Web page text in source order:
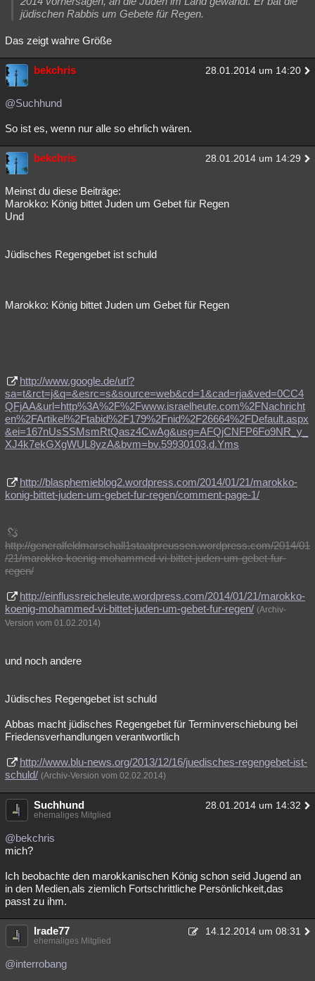
jüdischen Rabbis um Gebete für Regen.
Das zeigt wahre Größe
bekchris 28.01.2014 um 14:20
@Suchhund
So ist es, wenn nur alle so ehrlich wären.
bekchris 28.01.2014 um 14:29
Meinst du diese Beiträge:
Marokko: König bittet Juden um Gebet für Regen
Und
Jüdisches Regengebet ist schuld
Marokko: König bittet Juden um Gebet für Regen
http://www.google.de/url?
sa=t&rct=j&q=&esrc=s&source=web&cd=1&cad=rja&ved=0CC4
QFjAA&url=http%3A%2F%2Fwww.israelheute.com%2FNachricht
en%2FArtikel%2Ftabid%2F179%2Fnid%2F26664%2FDefault.aspx
&ei=167nUsSSMsmRtQasz4CwAg&usg=AFQjCNFP6Fo9NR_y_
XJ4k7ekGXgWUL8yzA&bvm=bv.59930103,d.Yms
http://blasphemieblog2.wordpress.com/2014/01/21/marokko-
konig-bittet-juden-um-gebet-fur-regen/comment-page-1/
http://generalfeldmarschall1staatpreussen.wordpress.com/2014/01
/21/marokko-koenig-mohammed-vi-bittet-juden-um-gebet-fur-
regen/
http://einflussreicheleute.wordpress.com/2014/01/21/marokko-
koenig-mohammed-vi-bittet-juden-um-gebet-fur-regen/ (Archiv-
Version vom 01.02.2014)
und noch andere
Jüdisches Regengebet ist schuld
Abbas macht jüdisches Regengebet für Terminverschiebung bei
Friedensverhandlungen verantwortlich
http://www.blu-news.org/2013/12/16/juedisches-regengebet-ist-
schuld/ (Archiv-Version vom 02.02.2014)
Suchhund 28.01.2014 um 14:32
ehemaliges Mitglied
@bekchris
mich?
Ich beobachte den marokkanischen König schon seid Jugend an
in den Medien,als ziemlich Fortschrittliche Persönlichkeit,das
passt zu ihm.
Irade77 14.12.2014 um 08:31
ehemaliges Mitglied
@interrobang